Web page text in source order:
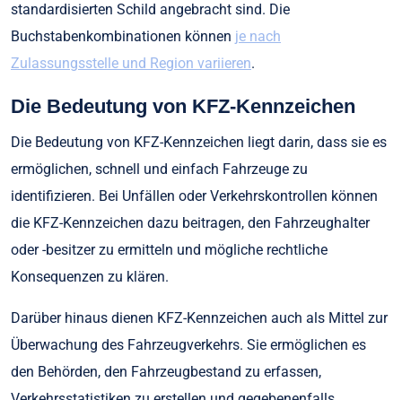
standardisierten Schild angebracht sind. Die
Buchstabenkombinationen können je nach
Zulassungsstelle und Region variieren.
Die Bedeutung von KFZ-Kennzeichen
Die Bedeutung von KFZ-Kennzeichen liegt darin, dass sie es
ermöglichen, schnell und einfach Fahrzeuge zu
identifizieren. Bei Unfällen oder Verkehrskontrollen können
die KFZ-Kennzeichen dazu beitragen, den Fahrzeughalter
oder -besitzer zu ermitteln und mögliche rechtliche
Konsequenzen zu klären.
Darüber hinaus dienen KFZ-Kennzeichen auch als Mittel zur
Überwachung des Fahrzeugverkehrs. Sie ermöglichen es
den Behörden, den Fahrzeugbestand zu erfassen,